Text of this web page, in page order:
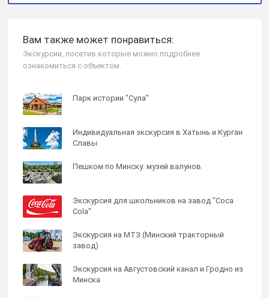
Вам также может понравиться:
Экскурсии, посетив которые можно подробнее
ознакомиться с объектом.
Парк истории "Сула"
Индивидуальная экскурсия в Хатынь и Курган
Славы
Пешком по Минску: музей валунов
Экскурсия для школьников на завод "Сoca
Cola"
Экскурсия на МТЗ (Минский тракторный
завод)
Экскурсия на Августовский канал и Гродно из
Минска